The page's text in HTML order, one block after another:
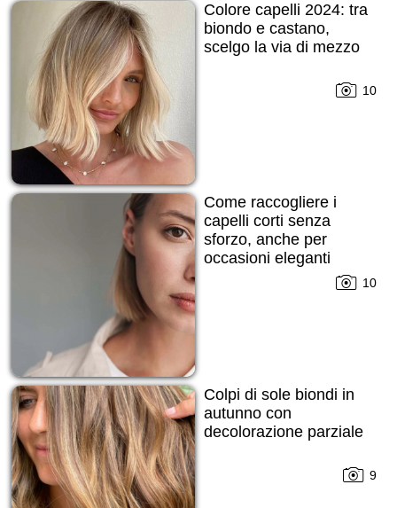
Colore capelli 2024: tra
biondo e castano,
scelgo la via di mezzo
10
Come raccogliere i
capelli corti senza
sforzo, anche per
occasioni eleganti
10
Colpi di sole biondi in
autunno con
decolorazione parziale
9